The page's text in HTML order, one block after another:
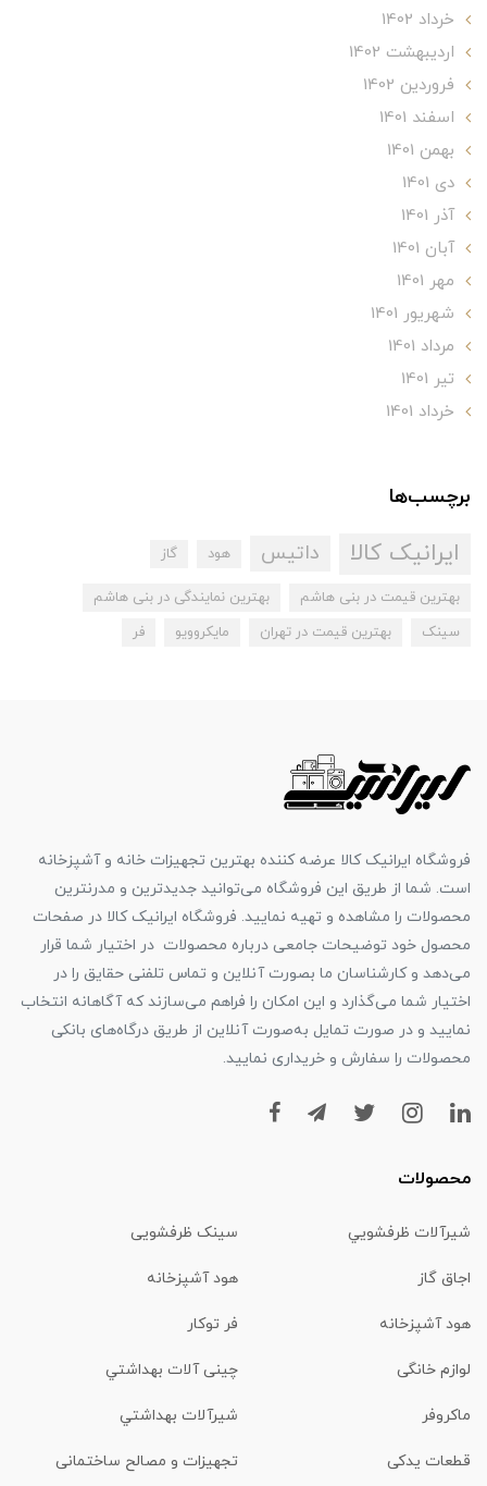
خرداد 1402
ارديبهشت 1402
فروردین 1402
اسفند 1401
بهمن 1401
دی 1401
آذر 1401
آبان 1401
مهر 1401
شهریور 1401
مرداد 1401
تير 1401
خرداد 1401
برچسب‌ها
ایرانیک کالا داتیس هود گاز
بهترین قیمت در بنی هاشم
بهترین نمایندگی در بنی هاشم
سینک
بهترین قیمت در تهران مایکروویو فر
فروشگاه ایرانیک کالا عرضه کننده بهترین تجهیزات خانه و آشپزخانه
است. شما از طریق این فروشگاه می‌توانید جدیدترین و مدرنترین
محصولات را مشاهده و تهیه نمایید. فروشگاه ایرانیک کالا در صفحات
محصول خود توضیحات جامعی درباره محصولات در اختیار شما قرار
می‌دهد و کارشناسان ما بصورت آنلاین و تماس تلفنی حقایق را در
اختیار شما می‌گذارد و این امکان را فراهم می‌سازند که آگاهانه انتخاب
نمایید و در صورت تمایل به‌صورت آنلاین از طریق درگاه‌های بانکی
محصولات را سفارش و خریداری نمایید.
محصولات
شیرآلات ظرفشويي سینک ظرفشویی
اجاق گاز هود آشپزخانه
هود آشپزخانه فر توکار
لوازم خانگی چینی آلات بهداشتي
ماكروفر شیرآلات بهداشتي
قطعات یدکی تجهیزات و مصالح ساختمانی